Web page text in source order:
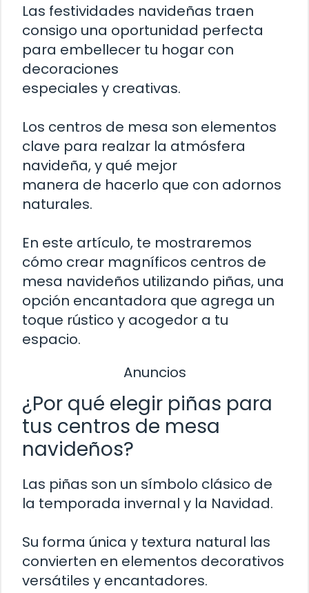
Las festividades navideñas traen
consigo una oportunidad perfecta
para embellecer tu hogar con
decoraciones
especiales y creativas.
Los centros de mesa son elementos
clave para realzar la atmósfera
navideña, y qué mejor
manera de hacerlo que con adornos
naturales.
En este artículo, te mostraremos
cómo crear magníficos centros de
mesa navideños utilizando piñas, una
opción encantadora que agrega un
toque rústico y acogedor a tu
espacio.
Anuncios
¿Por qué elegir piñas para
tus centros de mesa
navideños?
Las piñas son un símbolo clásico de
la temporada invernal y la Navidad.
Su forma única y textura natural las
convierten en elementos decorativos
versátiles y encantadores.